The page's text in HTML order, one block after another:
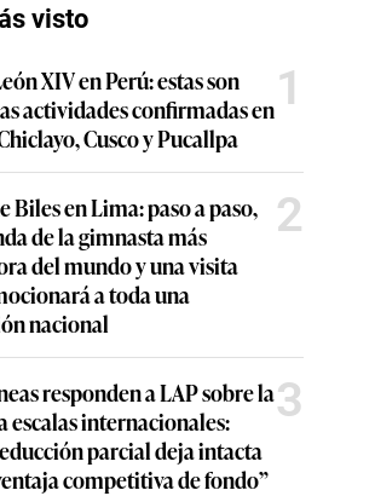
visto
XIV en Perú: estas son
actividades confirmadas en
Cusco y Pucallpa
1
Biles en Lima: paso a paso,
de la gimnasta más
del mundo y una visita
a toda una
nacional
2
responden a LAP sobre la
escalas internacionales:
parcial deja intacta
competitiva de fondo”
3